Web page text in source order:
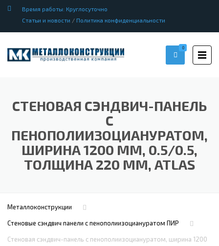
Время работы: Круглосуточно
Статьи и новости / Политика конфиденциальности
0
СТЕНОВАЯ СЭНДВИЧ-ПАНЕЛЬ
С
ПЕНОПОЛИИЗОЦИАНУРАТОМ,
ШИРИНА 1200 ММ, 0.5/0.5,
ТОЛЩИНА 220 ММ, ATLAS
Металлоконструкции
Стеновые сэндвич панели с пенополиизоциануратом ПИР
Стеновая сэндвич-панель с пенополиизоциануратом, ширина 1200